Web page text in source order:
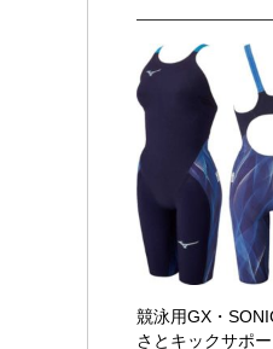
競泳用GX・
さとキックサポ